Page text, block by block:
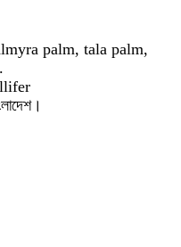
palm, tala palm,